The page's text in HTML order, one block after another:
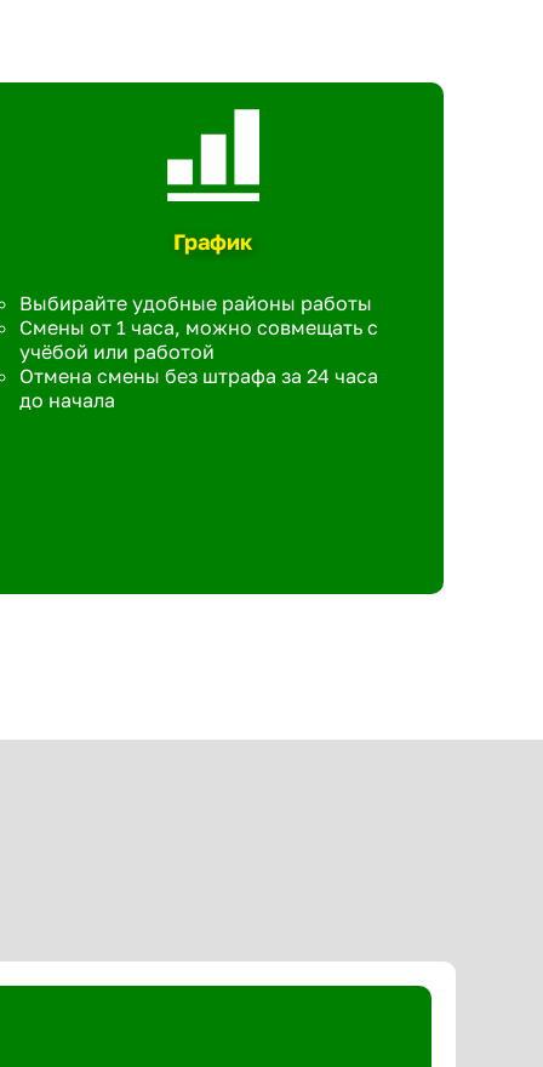
График
Выбирайте удобные районы работы
Смены от 1 часа, можно совмещать с
учёбой или работой
Отмена смены без штрафа за 24 часа
до начала